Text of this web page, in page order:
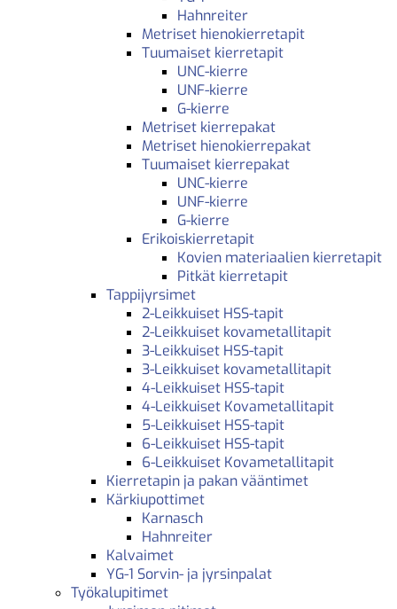
Hahnreiter
Metriset hienokierretapit
Tuumaiset kierretapit
UNC-kierre
UNF-kierre
G-kierre
Metriset kierrepakat
Metriset hienokierrepakat
Tuumaiset kierrepakat
UNC-kierre
UNF-kierre
G-kierre
Erikoiskierretapit
Kovien materiaalien kierretapit
Pitkät kierretapit
Tappijyrsimet
2-Leikkuiset HSS-tapit
2-Leikkuiset kovametallitapit
3-Leikkuiset HSS-tapit
3-Leikkuiset kovametallitapit
4-Leikkuiset HSS-tapit
4-Leikkuiset Kovametallitapit
5-Leikkuiset HSS-tapit
6-Leikkuiset HSS-tapit
6-Leikkuiset Kovametallitapit
Kierretapin ja pakan vääntimet
Kärkiupottimet
Karnasch
Hahnreiter
Kalvaimet
YG-1 Sorvin- ja jyrsinpalat
Työkalupitimet